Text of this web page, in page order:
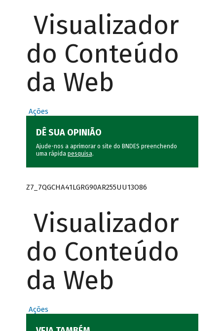
Visualizador
do Conteúdo
da Web
Ações
DÊ SUA OPINIÃO
Ajude-nos a aprimorar o site do BNDES preenchendo
uma rápida pesquisa.
Z7_7QGCHA41LGRG90AR255UU13O86
Visualizador
do Conteúdo
da Web
Ações